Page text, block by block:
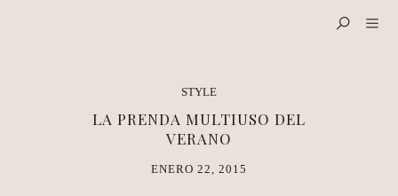
STYLE
LA PRENDA MULTIUSO DEL
VERANO
ENERO 22, 2015